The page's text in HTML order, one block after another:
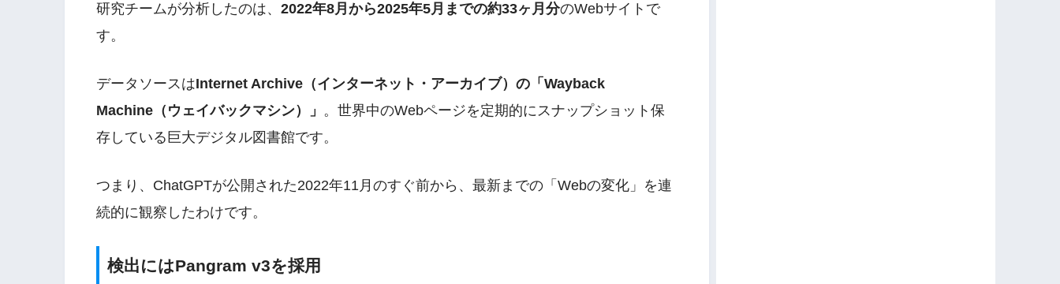
研究チームが分析したのは、 2022年8月から2025年5月までの約33ヶ月分のWebサイトで
す。
データソースはInternet Archive（インターネット・アーカイブ）の「Wayback
Machine（ウェイバックマシン）」 。世界中のWebページを定期的にスナップショット保
存している巨大デジタル図書館です。
つまり、ChatGPTが公開された2022年11月のすぐ前から、最新までの「Webの変化」を連
続的に観察したわけです。
検出にはPangram v3を採用